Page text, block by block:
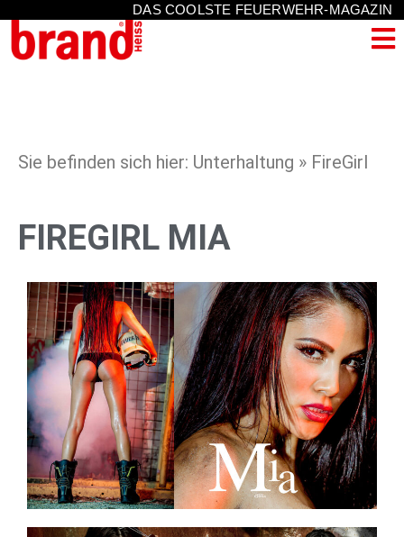
DAS COOLSTE FEUERWEHR-MAGAZIN
Sie befinden sich hier: Unterhaltung » FireGirl
FIREGIRL MIA